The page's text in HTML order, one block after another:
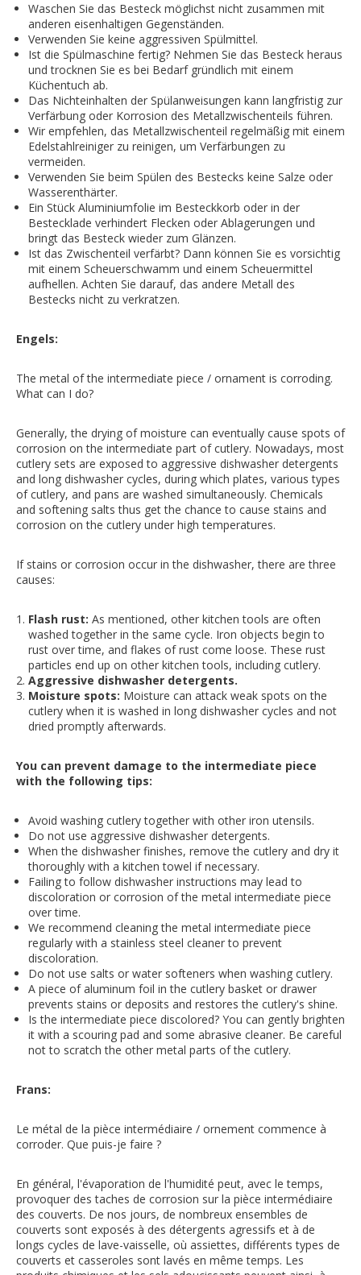
Waschen Sie das Besteck möglichst nicht zusammen mit
anderen eisenhaltigen Gegenständen.
Verwenden Sie keine aggressiven Spülmittel.
Ist die Spülmaschine fertig? Nehmen Sie das Besteck heraus
und trocknen Sie es bei Bedarf gründlich mit einem
Küchentuch ab.
Das Nichteinhalten der Spülanweisungen kann langfristig zur
Verfärbung oder Korrosion des Metallzwischenteils führen.
Wir empfehlen, das Metallzwischenteil regelmäßig mit einem
Edelstahlreiniger zu reinigen, um Verfärbungen zu
vermeiden.
Verwenden Sie beim Spülen des Bestecks keine Salze oder
Wasserenthärter.
Ein Stück Aluminiumfolie im Besteckkorb oder in der
Bestecklade verhindert Flecken oder Ablagerungen und
bringt das Besteck wieder zum Glänzen.
Ist das Zwischenteil verfärbt? Dann können Sie es vorsichtig
mit einem Scheuerschwamm und einem Scheuermittel
aufhellen. Achten Sie darauf, das andere Metall des
Bestecks nicht zu verkratzen.
Engels:
The metal of the intermediate piece / ornament is corroding.
What can I do?
Generally, the drying of moisture can eventually cause spots of
corrosion on the intermediate part of cutlery. Nowadays, most
cutlery sets are exposed to aggressive dishwasher detergents
and long dishwasher cycles, during which plates, various types
of cutlery, and pans are washed simultaneously. Chemicals
and softening salts thus get the chance to cause stains and
corrosion on the cutlery under high temperatures.
If stains or corrosion occur in the dishwasher, there are three
causes:
Flash rust: As mentioned, other kitchen tools are often
washed together in the same cycle. Iron objects begin to
rust over time, and flakes of rust come loose. These rust
particles end up on other kitchen tools, including cutlery.
Aggressive dishwasher detergents.
Moisture spots: Moisture can attack weak spots on the
cutlery when it is washed in long dishwasher cycles and not
dried promptly afterwards.
You can prevent damage to the intermediate piece
with the following tips:
Avoid washing cutlery together with other iron utensils.
Do not use aggressive dishwasher detergents.
When the dishwasher finishes, remove the cutlery and dry it
thoroughly with a kitchen towel if necessary.
Failing to follow dishwasher instructions may lead to
discoloration or corrosion of the metal intermediate piece
over time.
We recommend cleaning the metal intermediate piece
regularly with a stainless steel cleaner to prevent
discoloration.
Do not use salts or water softeners when washing cutlery.
A piece of aluminum foil in the cutlery basket or drawer
prevents stains or deposits and restores the cutlery's shine.
Is the intermediate piece discolored? You can gently brighten
it with a scouring pad and some abrasive cleaner. Be careful
not to scratch the other metal parts of the cutlery.
Frans:
Le métal de la pièce intermédiaire / ornement commence à
corroder. Que puis-je faire ?
En général, l'évaporation de l'humidité peut, avec le temps,
provoquer des taches de corrosion sur la pièce intermédiaire
des couverts. De nos jours, de nombreux ensembles de
couverts sont exposés à des détergents agressifs et à de
longs cycles de lave-vaisselle, où assiettes, différents types de
couverts et casseroles sont lavés en même temps. Les